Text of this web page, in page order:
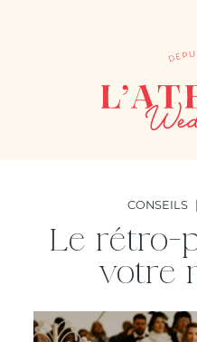
CONSEILS
Le rétro-
votre